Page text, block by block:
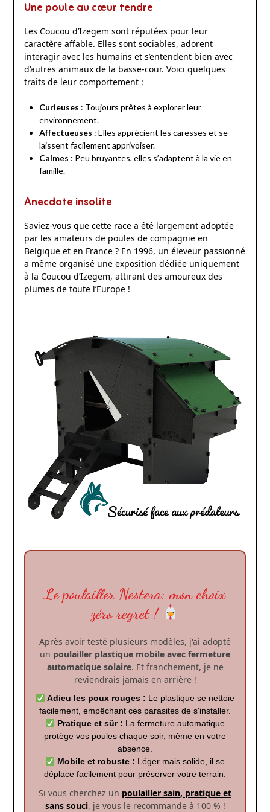
Une poule au cœur tendre
Les Coucou d’Izegem sont réputées pour leur
caractère affable. Elles sont sociables, adorent
interagir avec les humains et s’entendent bien avec
d’autres animaux de la basse-cour. Voici quelques
traits de leur comportement :
Curieuses : Toujours prêtes à explorer leur
environnement.
Affectueuses : Elles apprécient les caresses et se
laissent facilement apprivoiser.
Calmes : Peu bruyantes, elles s’adaptent à la vie en
famille.
Anecdote insolite
Saviez-vous que cette race a été largement adoptée
par les amateurs de poules de compagnie en
Belgique et en France ? En 1996, un éleveur passionné
a même organisé une exposition dédiée uniquement
à la Coucou d’Izegem, attirant des amoureux des
plumes de toute l’Europe !
Le poulailler Nestera: mon choix
zéro regret !
Après avoir testé plusieurs modèles, j'ai adopté
un poulailler plastique mobile avec fermeture
automatique solaire. Et franchement, je ne
reviendrais jamais en arrière !
Adieu les poux rouges : Le plastique se nettoie
facilement, empêchant ces parasites de s'installer.
Pratique et sûr : La fermeture automatique
protège vos poules chaque soir, même en votre
absence.
Mobile et robuste : Léger mais solide, il se
déplace facilement pour préserver votre terrain.
Si vous cherchez un poulailler sain, pratique et
sans souci, je vous le recommande à 100 % !